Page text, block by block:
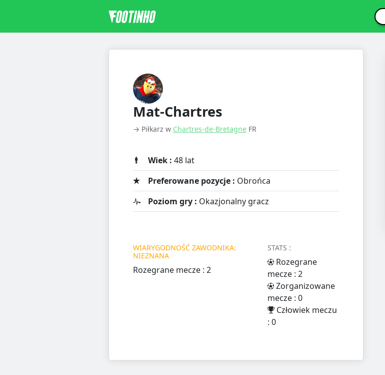
Mat-Chartres
→ Piłkarz w Chartres-de-BretagneFR
Wiek : 48 lat
Preferowane pozycje : Obrońca
Poziom gry : Okazjonalny gracz
WIARYGODNOŚĆ ZAWODNIKA:
NIEZNANA
Rozegrane mecze : 2
STATS :
Rozegrane
mecze : 2
Zorganizowane
mecze : 0
Człowiek meczu
: 0